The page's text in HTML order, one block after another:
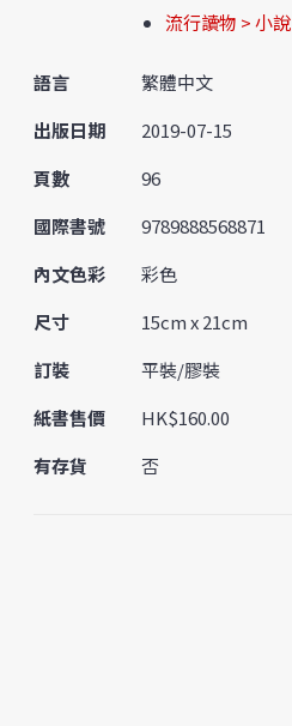
流行讀物 > 小說
語言
繁體中文
出版日期
2019-07-15
頁數
96
國際書號
9789888568871
內文色彩
彩色
尺寸
15cm x 21cm
訂裝
平裝/膠裝
紙書售價
HK$160.00
有存貨
否